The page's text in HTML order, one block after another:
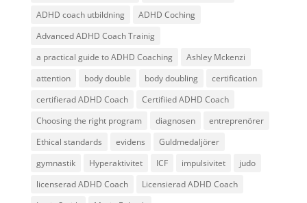
ADHD coach utbildning
ADHD Coching
Advanced ADHD Coach Trainig
a practical guide to ADHD Coaching
Ashley Mckenzi
attention
body double body doubling
certification
certifierad ADHD Coach
Certifiied ADHD Coach
Choosing the right program
diagnosen
entreprenörer
Ethical standards
evidens
Guldmedaljörer
gymnastik
Hyperaktivitet ICF impulsivitet
judo
licenserad ADHD Coach
Licensierad ADHD Coach